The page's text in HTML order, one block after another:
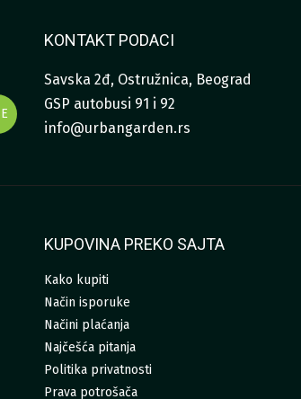
KONTAKT PODACI
Savska 2đ, Ostružnica, Beograd
GSP autobusi 91 i 92
info@urbangarden.rs
KUPOVINA PREKO SAJTA
Kako kupiti
Način isporuke
Načini plaćanja
Najčešća pitanja
Politika privatnosti
Prava potrošača